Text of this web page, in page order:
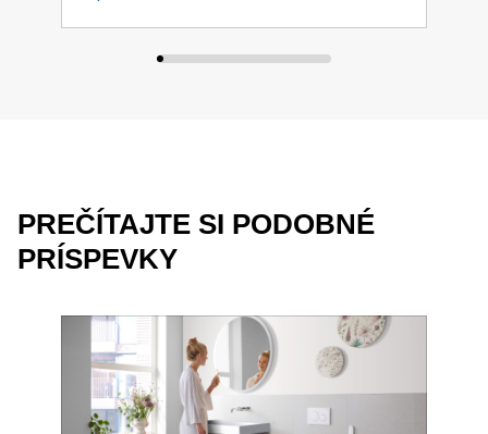
PREČÍTAJTE SI PODOBNÉ
PRÍSPEVKY